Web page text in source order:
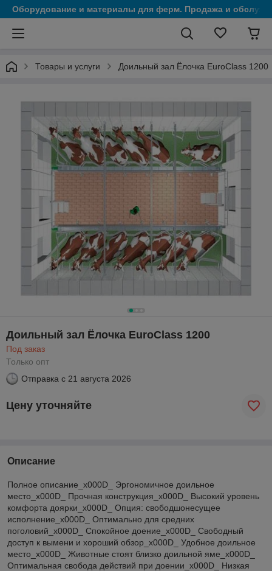
Оборудование и материалы для ферм. Продажа и
Товары и услуги Доильный зал Ёлочка EuroClass 1200
Доильный зал Ёлочка EuroClass 1200
Под заказ
Только опт
Отправка с 21 августа 2026
Цену уточняйте
Описание
Полное описание_x000D_ Эргономичное доильное
место_x000D_ Прочная конструкция_x000D_ Высокий уровень
комфорта доярки_x000D_ Опция: свободшонесущее
исполнение_x000D_ Оптимально для средних
поголовий_x000D_ Спокойное доение_x000D_ Свободный
доступ к вымени и хороший обзор_x000D_ Удобное доильное
место_x000D_ Животные стоят близко доильной яме_x000D_
Оптимальная свобода действий при доении_x000D_ Низкая